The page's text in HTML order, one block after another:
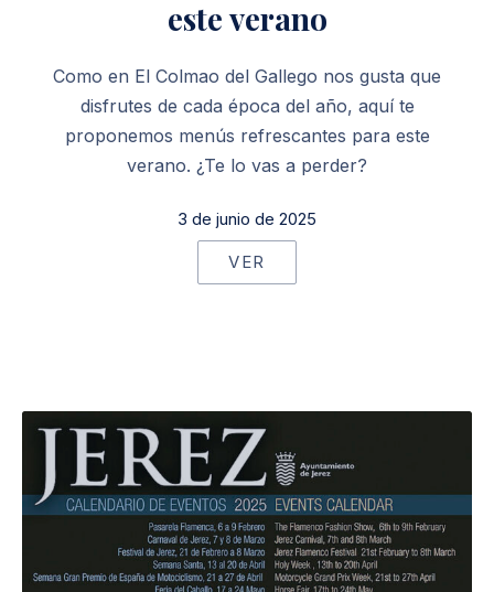
este verano
Como en El Colmao del Gallego nos gusta que
disfrutes de cada época del año, aquí te
proponemos menús refrescantes para este
verano. ¿Te lo vas a perder?
3 de junio de 2025
VER